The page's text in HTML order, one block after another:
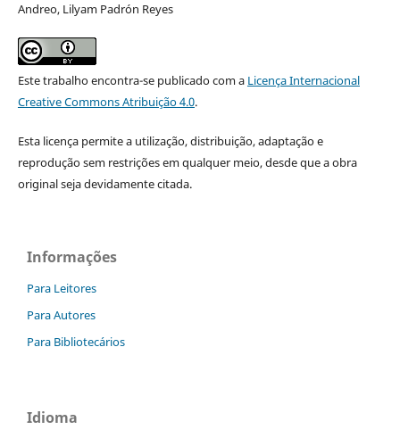
Andreo, Lilyam Padrón Reyes
Este trabalho encontra-se publicado com a Licença Internacional
Creative Commons Atribuição 4.0.
Esta licença permite a utilização, distribuição, adaptação e
reprodução sem restrições em qualquer meio, desde que a obra
original seja devidamente citada.
Informações
Para Leitores
Para Autores
Para Bibliotecários
Idioma